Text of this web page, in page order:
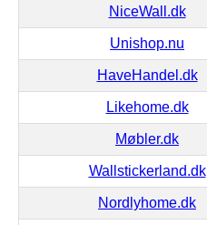
NiceWall.dk
Unishop.nu
HaveHandel.dk
Likehome.dk
Møbler.dk
Wallstickerland.dk
Nordlyhome.dk